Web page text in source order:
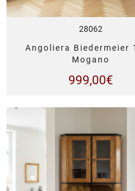
28062
Angoliera Biedermeier
Mogano
999,00€